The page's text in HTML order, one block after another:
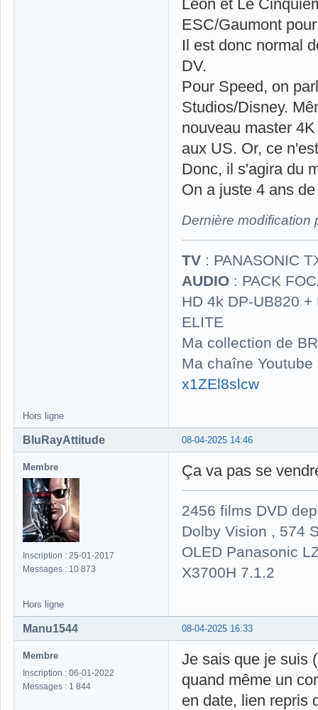
Léon et Le
ESC/Gaumont
Il est donc normal
DV.
Pour Speed, on
Studios/Disney.
nouveau master
aux US. Or, ce
Donc, il s'agira du
On a juste 4 ans
Dernière modification
TV : PANASONIC
AUDIO : PACK
HD 4k DP-UB820
ELITE
Ma collection de
Ma chaîne
x1ZEl8slcw
Hors ligne
08-04-2025 14:46
BluRayAttitude
Membre
Inscription : 25-01-2017
Messages : 10 873
Ça va pas se
2456 films DVD
Dolby Vision , 574
OLED Panasonic
X3700H 7.1.2
Hors ligne
08-04-2025 16:33
Manu1544
Membre
Inscription : 06-01-2022
Messages : 1 844
Je sais que je suis
quand même un
en date, lien repris